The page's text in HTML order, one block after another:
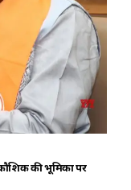
की भूमिका पर